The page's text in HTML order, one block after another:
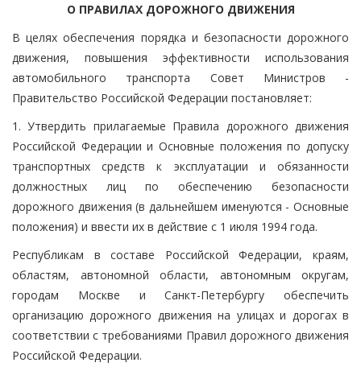
О ПРАВИЛАХ ДОРОЖНОГО ДВИЖЕНИЯ
В целях обеспечения порядка и безопасности дорожного
движения, повышения эффективности использования
автомобильного транспорта Совет Министров -
Правительство Российской Федерации постановляет:
1. Утвердить прилагаемые Правила дорожного движения
Российской Федерации и Основные положения по допуску
транспортных средств к эксплуатации и обязанности
должностных лиц по обеспечению безопасности
дорожного движения (в дальнейшем именуются - Основные
положения) и ввести их в действие с 1 июля 1994 года.
Республикам в составе Российской Федерации, краям,
областям, автономной области, автономным округам,
городам Москве и Санкт-Петербургу обеспечить
организацию дорожного движения на улицах и дорогах в
соответствии с требованиями Правил дорожного движения
Российской Федерации.